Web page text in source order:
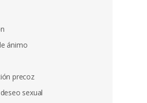
ánimo
precoz
sexual